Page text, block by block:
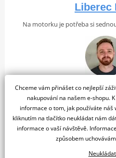
Liberec
Na motorku je potřeba si
Sebastian
České Mládeže 750/
Po – Pá
So (9-
+420 731
Více informací o
Chceme vám přinášet co nejlepší
nakupování na našem e-shopu.
informace o tom, jak používáte náš
kliknutím na tlačítko neukládat nám
informace o vaší návštěvě.
způsobem